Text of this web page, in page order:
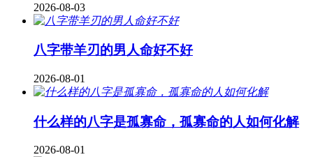
2026-08-03
八字带羊刃的男人命好不好
2026-08-01
什么样的八字是孤寡命，孤寡命的人如何化解
2026-08-01